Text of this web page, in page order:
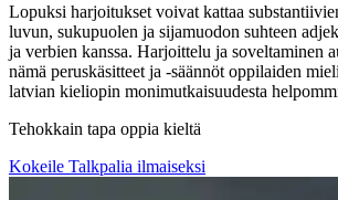
Lopuksi harjoitukset voivat kattaa
luvun, sukupuolen ja sijamuodon suhteen
ja verbien kanssa. Harjoittelu ja soveltaminen
nämä peruskäsitteet ja -säännöt oppilaiden
latvian kieliopin monimutkaisuudesta
Tehokkain tapa oppia kieltä
Kokeile Talkpalia ilmaiseksi